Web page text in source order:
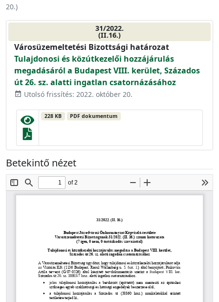
20.)
31/2022.
(II.16.)
Városüzemeltetési Bizottsági határozat
Tulajdonosi és közútkezelői hozzájárulás
megadásáról a Budapest VIII. kerület, Százados
út 26. sz. alatti ingatlan csatornázásához
event_available Utolsó frissítés: 2022. október 20.
228 KB PDF dokumentum
Betekintő nézet